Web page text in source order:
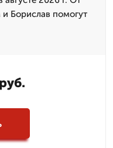
Борислав помогут